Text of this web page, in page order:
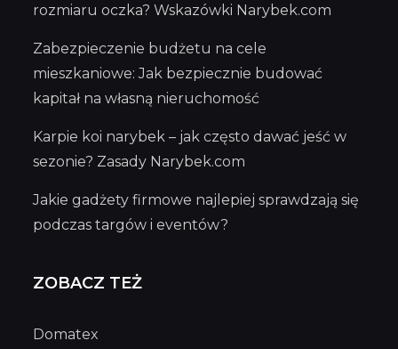
rozmiaru oczka? Wskazówki Narybek.com
Zabezpieczenie budżetu na cele
mieszkaniowe: Jak bezpiecznie budować
kapitał na własną nieruchomość
Karpie koi narybek – jak często dawać jeść w
sezonie? Zasady Narybek.com
Jakie gadżety firmowe najlepiej sprawdzają się
podczas targów i eventów?
ZOBACZ TEŻ
Domatex